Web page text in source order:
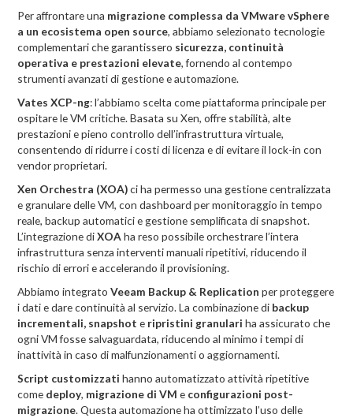
Per affrontare una migrazione complessa da VMware vSphere
a un ecosistema open source, abbiamo selezionato tecnologie
complementari che garantissero sicurezza, continuità
operativa e prestazioni elevate, fornendo al contempo
strumenti avanzati di gestione e automazione.
Vates XCP-ng: l’abbiamo scelta come piattaforma principale per
ospitare le VM critiche. Basata su Xen, offre stabilità, alte
prestazioni e pieno controllo dell’infrastruttura virtuale,
consentendo di ridurre i costi di licenza e di evitare il lock-in con
vendor proprietari.
Xen Orchestra (XOA)ci ha permesso una gestione centralizzata
e granulare delle VM, con dashboard per monitoraggio in tempo
reale, backup automatici e gestione semplificata di snapshot.
L’integrazione diXOAha reso possibile orchestrare l’intera
infrastruttura senza interventi manuali ripetitivi, riducendo il
rischio di errori e accelerando il provisioning.
Abbiamo integrato Veeam Backup & Replication per proteggere
i dati e dare continuità al servizio. La combinazione di backup
incrementali, snapshote ripristini granulari ha assicurato che
ogni VM fosse salvaguardata, riducendo al minimo i tempi di
inattività in caso di malfunzionamenti o aggiornamenti.
Script customizzati hanno automatizzato attività ripetitive
come deploy, migrazione di VM e configurazioni post-
migrazione. Questa automazione ha ottimizzato l’uso delle